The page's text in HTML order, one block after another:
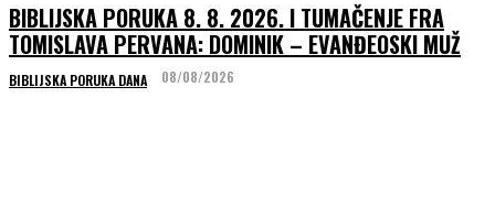
BIBLIJSKA PORUKA 8. 8. 2026. I TUMAČENJE FRA
TOMISLAVA PERVANA: DOMINIK – EVANĐEOSKI MUŽ
BIBLIJSKA PORUKA DANA 08/08/2026